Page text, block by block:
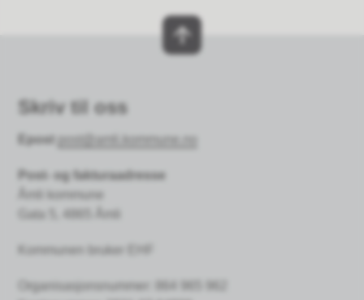
Skriv til oss
Epost post@amli.kommune.no
Post- og fakturaadresse
Åmli kommune
Gata 5, 4865 Åmli
Kommunen bruker EHF
Organisasjonsnummer: 864 965 962